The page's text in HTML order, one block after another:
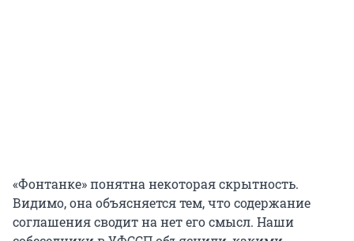
«Фонтанке» понятна некоторая скрытность.
Видимо, она объясняется тем, что содержание
соглашения сводит на нет его смысл. Наши